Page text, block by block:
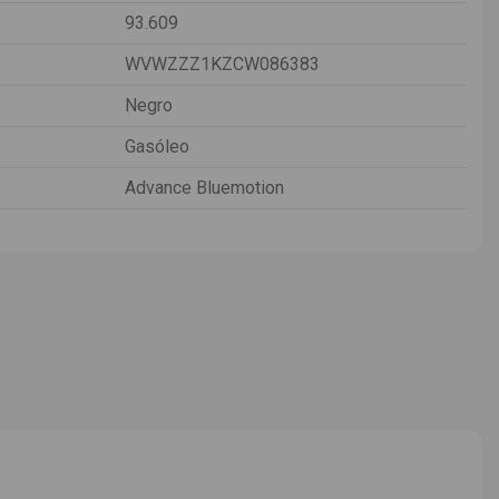
93.609
WVWZZZ1KZCW086383
Negro
Gasóleo
Advance Bluemotion